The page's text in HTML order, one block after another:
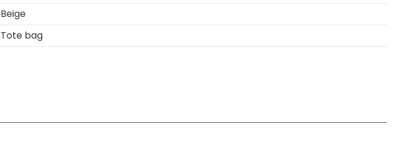
Beige
Tote bag